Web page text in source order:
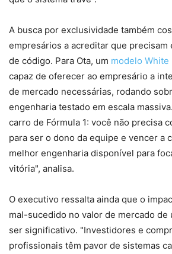
A busca por exclusividade também
empresários a acreditar que precisam
de código. Para Ota, um modelo White
capaz de oferecer ao empresário a
de mercado necessárias, rodando
engenharia testado em escala
carro de Fórmula 1: você não precisa
para ser o dono da equipe e vencer a
melhor engenharia disponível para
vitória", analisa.
O executivo ressalta ainda que o
mal-sucedido no valor de mercado de
ser significativo. "Investidores e
profissionais têm pavor de sistemas